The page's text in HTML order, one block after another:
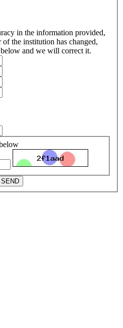
in the information provided,
of the institution has changed,
and we will correct it.
SEND